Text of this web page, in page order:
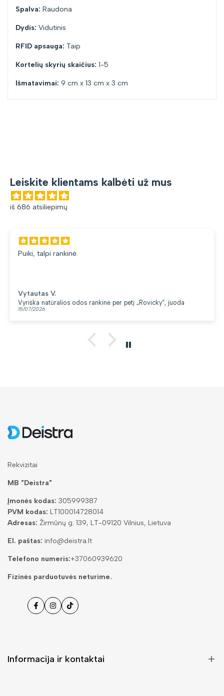
Spalva: Raudona
Dydis: Vidutinis
RFID apsauga: Taip
Kortelių skyrių skaičius: 1-5
Išmatavimai: 9 cm x 13 cm x 3 cm
Leiskite klientams kalbėti už mus
iš 686 atsiliepimų
Puiki, talpi rankinė.
Vytautas V.
Vyriška natūralios odos rankinė per petį „Rovicky“, juoda
15/07/2026
Rekvizitai
MB "Deistra"
Įmonės kodas: 305999387
PVM kodas: LT100014728014
Adresas: Žirmūnų g. 139, LT-09120 Vilnius, Lietuva
El. paštas: info@deistra.lt
Telefono numeris:+37060939620
Fizinės parduotuvės neturime.
FacebookInstagramas
Tiktok
Informacija ir kontaktai